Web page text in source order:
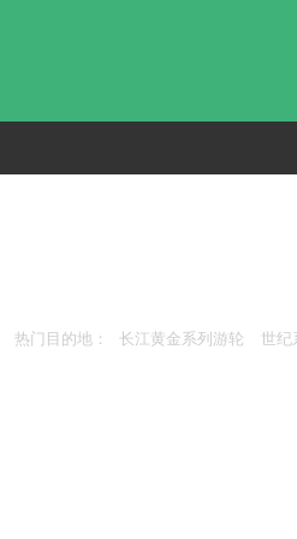
热门目的地： 长江黄金系列游轮 世